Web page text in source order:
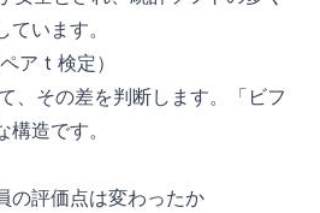
います。
ア t 検定）
、その差を判断します。「ビフ
造です。
の評価点は変わったか